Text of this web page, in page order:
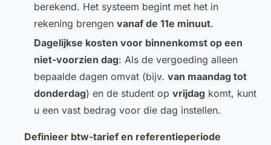
berekend. Het systeem begint met het in
rekening brengen vanaf de 11e minuut.
Dagelijkse kosten voor binnenkomst op een
niet-voorzien dag: Als de vergoeding alleen
bepaalde dagen omvat (bijv. van maandag tot
donderdag) en de student op vrijdag komt, kunt
u een vast bedrag voor die dag instellen.
Definieer btw-tarief en referentieperiode